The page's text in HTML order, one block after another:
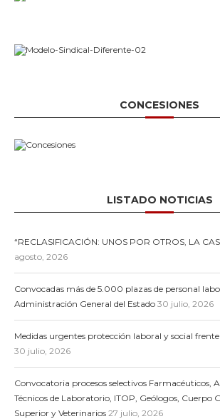
CONCESIONES
LISTADO NOTICIAS
“RECLASIFICACIÓN: UNOS POR OTROS, LA
agosto, 2026
Convocadas más de 5.000 plazas de personal
Administración General del Estado 30 julio, 2026
Medidas urgentes protección laboral y social
30 julio, 2026
Convocatoria procesos selectivos Farmacéuticos,
Técnicos de Laboratorio, ITOP, Geólogos, Cuerpo
Superior y Veterinarios 27 julio, 2026